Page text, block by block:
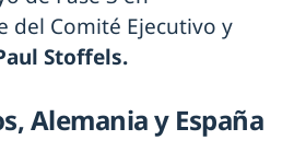
del Comité Ejecutivo y
Stoffels.
Alemania y España